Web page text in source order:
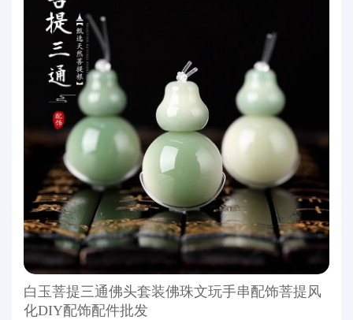
白玉菩提三通佛头套装佛珠文玩手串配饰菩提风
化DIY配饰配件批发